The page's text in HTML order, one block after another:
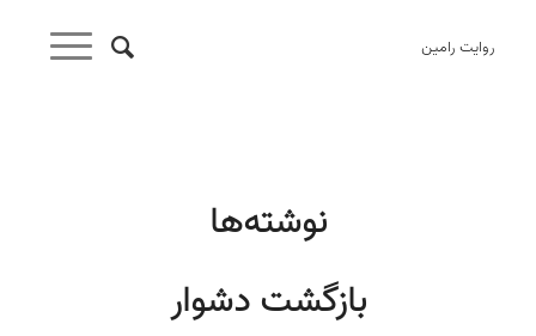
روایت رامین
نوشته‌ها
بازگشت دشوار